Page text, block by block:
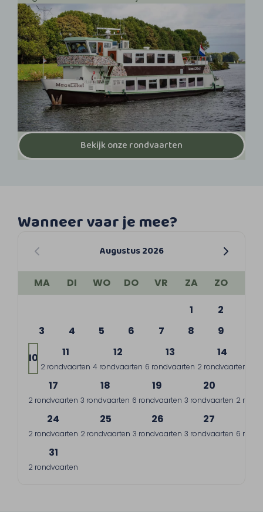
Bekijk onze rondvaarten
Wanneer vaar je mee?
Augustus 2026
MA DI WO DO VR ZA
ZO
1
2
3
4 5 6 7 8 9
10 11
2 rondvaarten
12
4 rondvaarten
13
6 rondvaarten
14
2 rondvaarten
17
2 rondvaarten
18
3 rondvaarten
19
6 rondvaarten
20
3 rondvaarten 2
24
2 rondvaarten
25
2 rondvaarten
26
3 rondvaarten
27
3 rondvaarten 6
31
2 rondvaarten